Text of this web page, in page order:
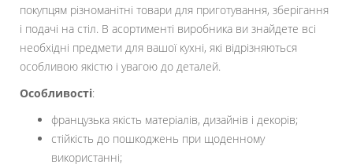
покупцям різноманітні товари для приготування, зберігання
і подачі на стіл. В асортименті виробника ви знайдете всі
необхідні предмети для вашої кухні, які відрізняються
особливою якістю і увагою до деталей.
Особливості:
французька якість матеріалів, дизайнів і декорів;
стійкість до пошкоджень при щоденному
використанні;